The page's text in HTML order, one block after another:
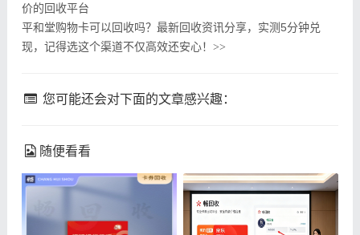
价的回收平台
平和堂购物卡可以回收吗？最新回收资讯分享，实测5分钟兑
现，记得选这个渠道不仅高效还安心！ >>
您可能还会对下面的文章感兴趣：
随便看看